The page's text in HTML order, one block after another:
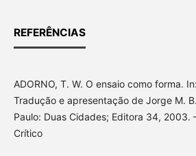
REFERÊNCIAS
ADORNO, T. W. O ensaio como forma.
Tradução e apresentação de Jorge M.
Paulo: Duas Cidades; Editora 34, 2003.
Crítico